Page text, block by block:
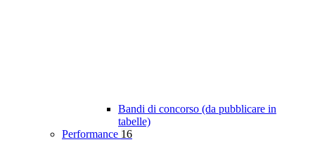
Bandi di concorso (da pubblicare in
tabelle)
Performance 16